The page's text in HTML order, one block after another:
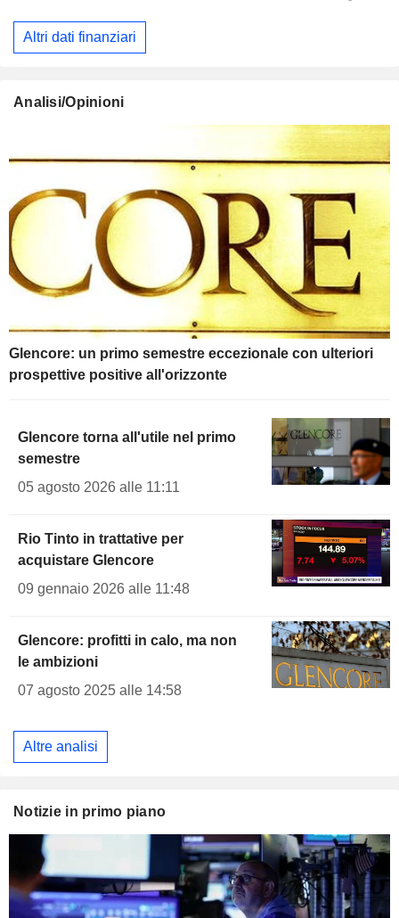
Altri dati finanziari
Analisi/Opinioni
Glencore: un primo semestre eccezionale con ulteriori
prospettive positive all'orizzonte
Glencore torna all'utile nel primo
semestre
05 agosto 2026 alle 11:11
Rio Tinto in trattative per
acquistare Glencore
09 gennaio 2026 alle 11:48
Glencore: profitti in calo, ma non
le ambizioni
07 agosto 2025 alle 14:58
Altre analisi
Notizie in primo piano